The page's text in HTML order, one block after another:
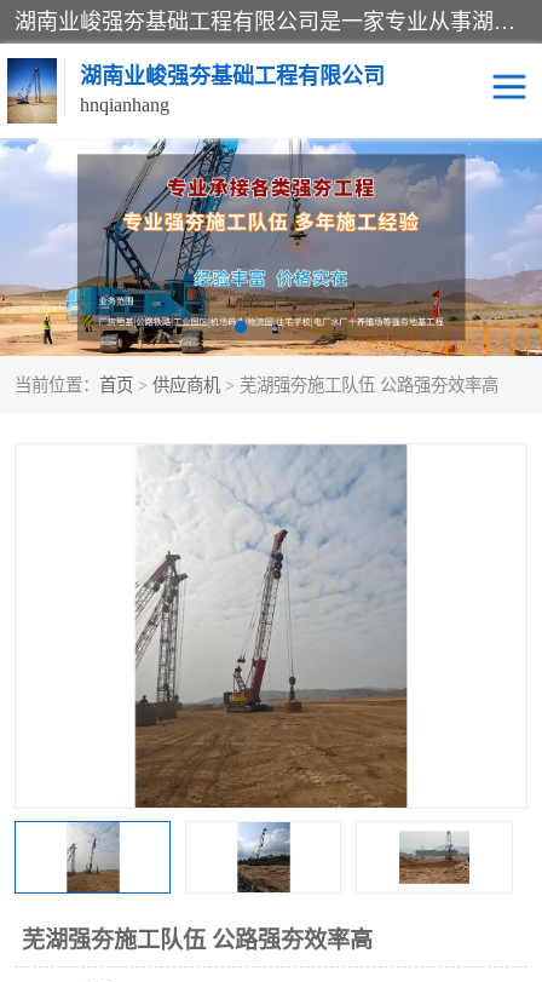
湖南业峻强夯基础工程有限公司是一家专业从事湖南强夯基础工程、强夯机租赁，地基处理的施工单位。业务覆盖：湖南、广东，江西等地。可承接1000KN.m-25000KN.m强夯（置换）工程。公司创始人是国内较早期从事强夯施工的建设者，经过多年的一步一个脚印的发展，在行业内具有较高的度和良好的口碑。
湖南业峻强夯基础工程有限公司
hnqianhang
当前位置： 首页 > 供应商机 > 芜湖强夯施工队伍 公路强夯效率高
芜湖强夯施工队伍 公路强夯效率高
强夯施工案例 强夯机租赁
强夯施工工程 强夯施工队伍
强夯队伍